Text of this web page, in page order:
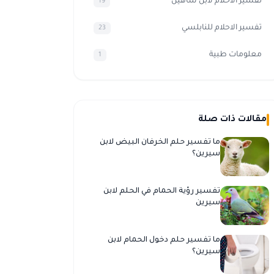
تفسير الاحلام للنابلسي 23
معلومات طبية 1
مقالات ذات صلة
ما تفسير حلم الخرفان البيض لابن
سيرين؟
تفسير رؤية الحمام في الحلم لابن
سيرين
ما تفسير حلم دخول الحمام لابن
سيرين؟